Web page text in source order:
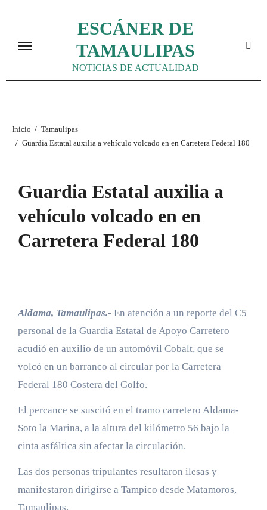
contenido
ESCÁNER DE
TAMAULIPAS
NOTICIAS DE ACTUALIDAD
Inicio
Tamaulipas
Guardia Estatal auxilia a vehículo volcado en en Carretera Federal 180
Guardia Estatal auxilia a
vehículo volcado en en
Carretera Federal 180
Aldama, Tamaulipas.- En atención a un reporte del C5
personal de la Guardia Estatal de Apoyo Carretero
acudió en auxilio de un automóvil Cobalt, que se
volcó en un barranco al circular por la Carretera
Federal 180 Costera del Golfo.
El percance se suscitó en el tramo carretero Aldama-
Soto la Marina, a la altura del kilómetro 56 bajo la
cinta asfáltica sin afectar la circulación.
Las dos personas tripulantes resultaron ilesas y
manifestaron dirigirse a Tampico desde Matamoros,
Tamaulipas.